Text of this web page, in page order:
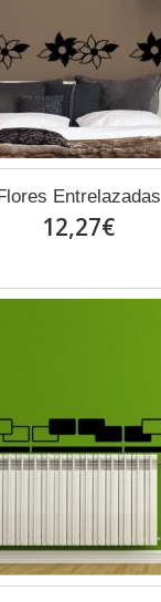
Entrelazadas
12,27€